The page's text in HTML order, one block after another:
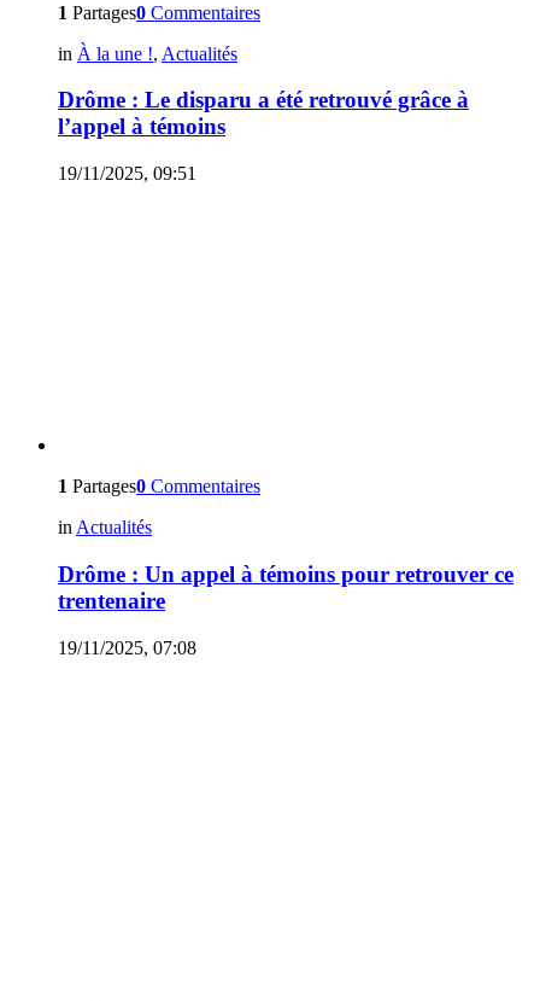
1 Partages0 Commentaires
in À la une !, Actualités
Drôme : Le disparu a été retrouvé grâce à
l’appel à témoins
19/11/2025, 09:51
1 Partages0 Commentaires
in Actualités
Drôme : Un appel à témoins pour retrouver ce
trentenaire
19/11/2025, 07:08